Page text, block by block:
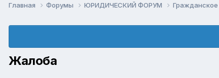
Главная Форумы ЮРИДИЧЕСКИЙ ФОРУМ Гражданское
Жалоба